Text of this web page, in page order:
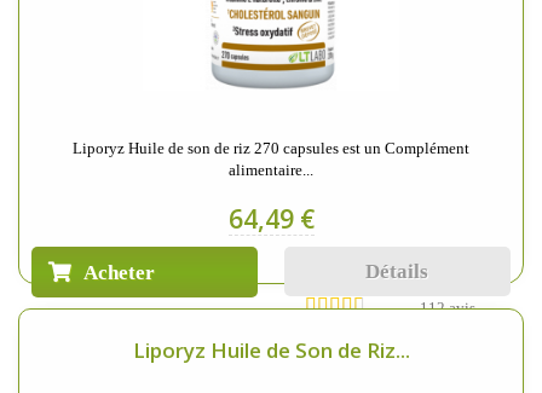
Liporyz Huile de son de riz 270 capsules est un Complément
alimentaire...
64,49 €
Acheter Détails
112 avis
Liporyz Huile de Son de Riz...